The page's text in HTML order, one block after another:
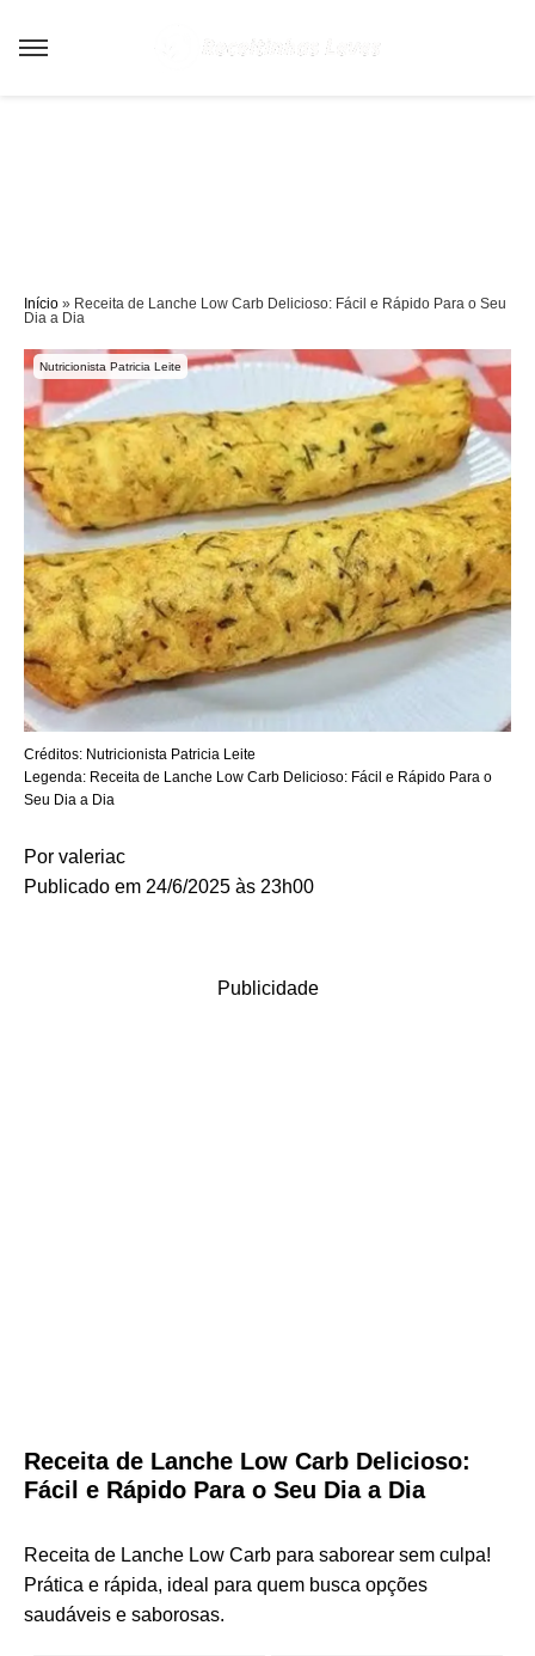
Início » Receita de Lanche Low Carb Delicioso: Fácil e Rápido Para o Seu
Dia a Dia
Nutricionista Patricia Leite
Créditos: Nutricionista Patricia Leite
Legenda: Receita de Lanche Low Carb Delicioso: Fácil e Rápido Para o
Seu Dia a Dia
Por valeriac
Publicado em 24/6/2025 às 23h00
Publicidade
Receita de Lanche Low Carb Delicioso:
Fácil e Rápido Para o Seu Dia a Dia
Receita de Lanche Low Carb para saborear sem culpa!
Prática e rápida, ideal para quem busca opções
saudáveis e saborosas.